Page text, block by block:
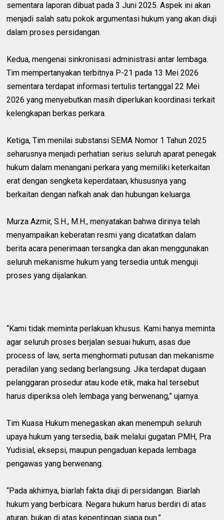
sementara laporan dibuat pada 3 Juni 2025. Aspek ini akan
menjadi salah satu pokok argumentasi hukum yang akan diuji
dalam proses persidangan.
Kedua, mengenai sinkronisasi administrasi antar lembaga.
Tim mempertanyakan terbitnya P-21 pada 13 Mei 2026
sementara terdapat informasi tertulis tertanggal 22 Mei
2026 yang menyebutkan masih diperlukan koordinasi terkait
kelengkapan berkas perkara.
Ketiga, Tim menilai substansi SEMA Nomor 1 Tahun 2025
seharusnya menjadi perhatian serius seluruh aparat penegak
hukum dalam menangani perkara yang memiliki keterkaitan
erat dengan sengketa keperdataan, khususnya yang
berkaitan dengan nafkah anak dan hubungan keluarga.
Murza Azmir, S.H., M.H., menyatakan bahwa dirinya telah
menyampaikan keberatan resmi yang dicatatkan dalam
berita acara penerimaan tersangka dan akan menggunakan
seluruh mekanisme hukum yang tersedia untuk menguji
proses yang dijalankan.
“Kami tidak meminta perlakuan khusus. Kami hanya meminta
agar seluruh proses berjalan sesuai hukum, asas due
process of law, serta menghormati putusan dan mekanisme
peradilan yang sedang berlangsung. Jika terdapat dugaan
pelanggaran prosedur atau kode etik, maka hal tersebut
harus diperiksa oleh lembaga yang berwenang,” ujarnya.
Tim Kuasa Hukum menegaskan akan menempuh seluruh
upaya hukum yang tersedia, baik melalui gugatan PMH, Pra
Yudisial, eksepsi, maupun pengaduan kepada lembaga
pengawas yang berwenang.
“Pada akhirnya, biarlah fakta diuji di persidangan. Biarlah
hukum yang berbicara. Negara hukum harus berdiri di atas
aturan, bukan di atas kepentingan siapa pun.”